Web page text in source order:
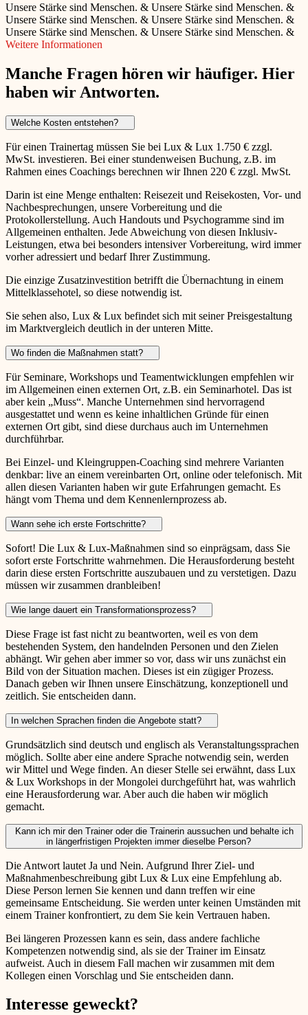
Unsere Stärke sind Menschen. & Unsere Stärke sind Menschen. &
Unsere Stärke sind Menschen. & Unsere Stärke sind Menschen. &
Unsere Stärke sind Menschen. & Unsere Stärke sind Menschen. &
Weitere Informationen
Manche Fragen hören wir häufiger. Hier
haben wir Antworten.
Welche Kosten entstehen?
Für einen Trainertag müssen Sie bei Lux & Lux 1.750 € zzgl.
MwSt. investieren. Bei einer stundenweisen Buchung, z.B. im
Rahmen eines Coachings berechnen wir Ihnen 220 € zzgl. MwSt.
Darin ist eine Menge enthalten: Reisezeit und Reisekosten, Vor- und
Nachbesprechungen, unsere Vorbereitung und die
Protokollerstellung. Auch Handouts und Psychogramme sind im
Allgemeinen enthalten. Jede Abweichung von diesen Inklusiv-
Leistungen, etwa bei besonders intensiver Vorbereitung, wird immer
vorher adressiert und bedarf Ihrer Zustimmung.
Die einzige Zusatzinvestition betrifft die Übernachtung in einem
Mittelklassehotel, so diese notwendig ist.
Sie sehen also, Lux & Lux befindet sich mit seiner Preisgestaltung
im Marktvergleich deutlich in der unteren Mitte.
Wo finden die Maßnahmen statt?
Für Seminare, Workshops und Teamentwicklungen empfehlen wir
im Allgemeinen einen externen Ort, z.B. ein Seminarhotel. Das ist
aber kein „Muss“. Manche Unternehmen sind hervorragend
ausgestattet und wenn es keine inhaltlichen Gründe für einen
externen Ort gibt, sind diese durchaus auch im Unternehmen
durchführbar.
Bei Einzel- und Kleingruppen-Coaching sind mehrere Varianten
denkbar: live an einem vereinbarten Ort, online oder telefonisch. Mit
allen diesen Varianten haben wir gute Erfahrungen gemacht. Es
hängt vom Thema und dem Kennenlernprozess ab.
Wann sehe ich erste Fortschritte?
Sofort! Die Lux & Lux-Maßnahmen sind so einprägsam, dass Sie
sofort erste Fortschritte wahrnehmen. Die Herausforderung besteht
darin diese ersten Fortschritte auszubauen und zu verstetigen. Dazu
müssen wir zusammen dranbleiben!
Wie lange dauert ein Transformationsprozess?
Diese Frage ist fast nicht zu beantworten, weil es von dem
bestehenden System, den handelnden Personen und den Zielen
abhängt. Wir gehen aber immer so vor, dass wir uns zunächst ein
Bild von der Situation machen. Dieses ist ein zügiger Prozess.
Danach geben wir Ihnen unsere Einschätzung, konzeptionell und
zeitlich. Sie entscheiden dann.
In welchen Sprachen finden die Angebote statt?
Grundsätzlich sind deutsch und englisch als Veranstaltungssprachen
möglich. Sollte aber eine andere Sprache notwendig sein, werden
wir Mittel und Wege finden. An dieser Stelle sei erwähnt, dass Lux
& Lux Workshops in der Mongolei durchgeführt hat, was wahrlich
eine Herausforderung war. Aber auch die haben wir möglich
gemacht.
Kann ich mir den Trainer oder die Trainerin aussuchen und behalte ich
in längerfristigen Projekten immer dieselbe Person?
Die Antwort lautet Ja und Nein. Aufgrund Ihrer Ziel- und
Maßnahmenbeschreibung gibt Lux & Lux eine Empfehlung ab.
Diese Person lernen Sie kennen und dann treffen wir eine
gemeinsame Entscheidung. Sie werden unter keinen Umständen mit
einem Trainer konfrontiert, zu dem Sie kein Vertrauen haben.
Bei längeren Prozessen kann es sein, dass andere fachliche
Kompetenzen notwendig sind, als sie der Trainer im Einsatz
aufweist. Auch in diesem Fall machen wir zusammen mit dem
Kollegen einen Vorschlag und Sie entscheiden dann.
Interesse geweckt?